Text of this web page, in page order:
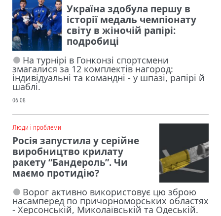
Україна здобула першу в
історії медаль чемпіонату
світу в жіночій рапірі:
подробиці
На турнірі в Гонконзі спортсмени
змагалися за 12 комплектів нагород:
індивідуальні та командні - у шпазі, рапірі й
шаблі.
06.08
Люди і проблеми
Росія запустила у серійне
виробництво крилату
ракету “Бандероль”. Чи
маємо протидію?
Ворог активно використовує цю зброю
насамперед по причорноморських областях
- Херсонській, Миколаївській та Одеській.